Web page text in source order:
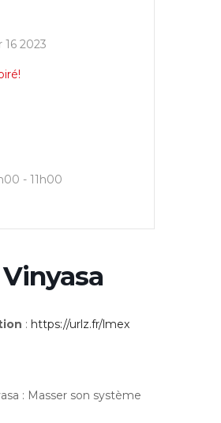
16 2023
- 11h00
: https://urlz.fr/lmex
: Masser son système